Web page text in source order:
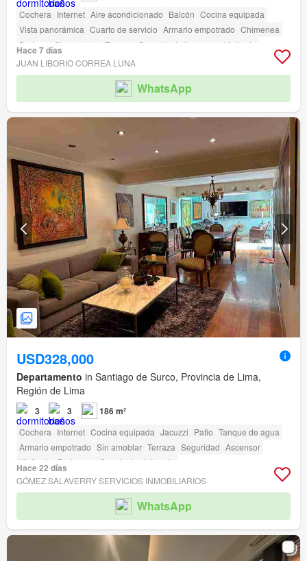
Cochera Internet Aire acondicionado Balcón Cocina equipada
Vista panorámica Cuarto de servicio Armario empotrado Chimenea
Bodega
Sin amoblar Terraza Seguridad Ascensor
Vigilante
Barbacoa
Hace 7 días
JUAN LIBORIO CORREA LUNA
WhatsApp
USD328,000
Departamento in Santiago de Surco, Provincia de Lima,
Región de Lima
3 3 186 m²
Cochera Internet Cocina equipada Jacuzzi Patio Tanque de agua
Armario empotrado Sin amoblar Terraza Seguridad Ascensor
Vigilante
Barbacoa
Caseta de vigilancia
Acceso para personas con discapacidad
Hace 22 días
GÓMEZ SALAVERRY SERVICIOS INMOBILIARIOS
WhatsApp